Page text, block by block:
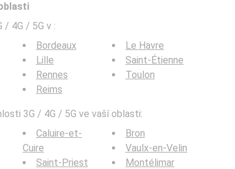
/ 4G / 5G v :
Bordeaux
Lille
Rennes
Reims
Le Havre
Saint-Étienne
Toulon
3G / 4G / 5G ve vaší oblasti:
Caluire-et-
Cuire
Saint-Priest
Bron
Vaulx-en-Velin
Montélimar